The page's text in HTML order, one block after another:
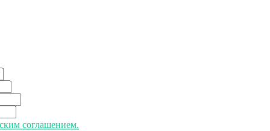
соглашением.